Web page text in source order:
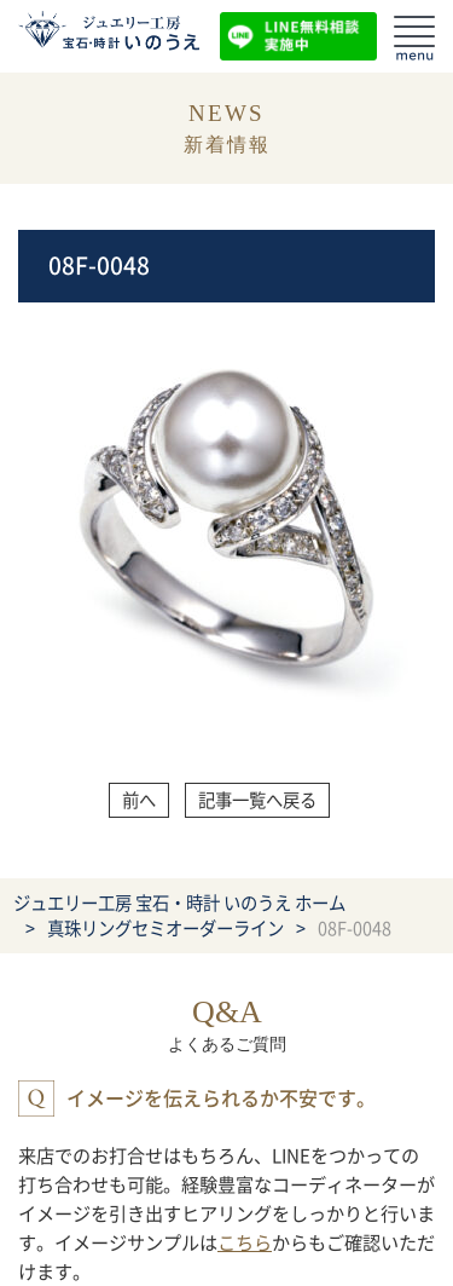
NEWS
新着情報
08F-0048
前へ 記事一覧へ戻る
ジュエリー工房 宝石・時計 いのうえ ホーム
真珠リングセミオーダーライン
08F-0048
Q&A
よくあるご質問
イメージを伝えられるか不安です。
来店でのお打合せはもちろん、LINEをつかっての
打ち合わせも可能。経験豊富なコーディネーターが
イメージを引き出すヒアリングをしっかりと行いま
す。イメージサンプルはこちらからもご確認いただ
けます。